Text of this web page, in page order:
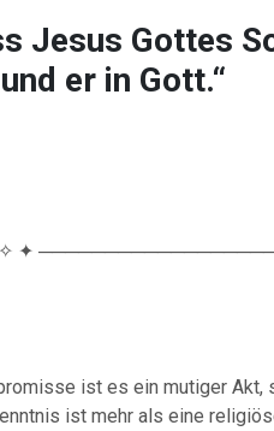
Jesus Gottes
er in Gott.“
✦
ist es ein mutiger Akt,
ist mehr als eine